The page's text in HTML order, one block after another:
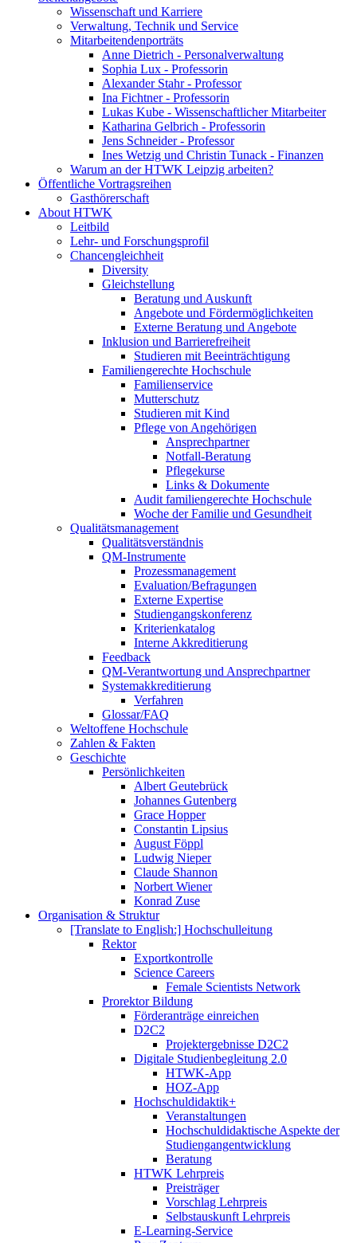
Wissenschaft und Karriere
Verwaltung, Technik und Service
Mitarbeitendenporträts
Anne Dietrich - Personalverwaltung
Sophia Lux - Professorin
Alexander Stahr - Professor
Ina Fichtner - Professorin
Lukas Kube - Wissenschaftlicher Mitarbeiter
Katharina Gelbrich - Professorin
Jens Schneider - Professor
Ines Wetzig und Christin Tunack - Finanzen
Warum an der HTWK Leipzig arbeiten?
Öffentliche Vortragsreihen
Gasthörerschaft
About HTWK
Leitbild
Lehr- und Forschungsprofil
Chancengleichheit
Diversity
Gleichstellung
Beratung und Auskunft
Angebote und Fördermöglichkeiten
Externe Beratung und Angebote
Inklusion und Barrierefreiheit
Studieren mit Beeinträchtigung
Familiengerechte Hochschule
Familienservice
Mutterschutz
Studieren mit Kind
Pflege von Angehörigen
Ansprechpartner
Notfall-Beratung
Pflegekurse
Links & Dokumente
Audit familiengerechte Hochschule
Woche der Familie und Gesundheit
Qualitätsmanagement
Qualitätsverständnis
QM-Instrumente
Prozessmanagement
Evaluation/Befragungen
Externe Expertise
Studiengangskonferenz
Kriterienkatalog
Interne Akkreditierung
Feedback
QM-Verantwortung und Ansprechpartner
Systemakkreditierung
Verfahren
Glossar/FAQ
Weltoffene Hochschule
Zahlen & Fakten
Geschichte
Persönlichkeiten
Albert Geutebrück
Johannes Gutenberg
Grace Hopper
Constantin Lipsius
August Föppl
Ludwig Nieper
Claude Shannon
Norbert Wiener
Konrad Zuse
Organisation & Struktur
[Translate to English:] Hochschulleitung
Rektor
Exportkontrolle
Science Careers
Female Scientists Network
Prorektor Bildung
Förderanträge einreichen
D2C2
Projektergebnisse D2C2
Digitale Studienbegleitung 2.0
HTWK-App
HOZ-App
Hochschuldidaktik+
Veranstaltungen
Hochschuldidaktische Aspekte der
Studiengangentwicklung
Beratung
HTWK Lehrpreis
Preisträger
Vorschlag Lehrpreis
Selbstauskunft Lehrpreis
E-Learning-Service